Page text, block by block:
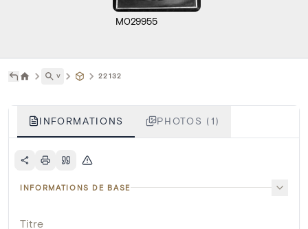
M029955
˅ 22132
INFORMATIONS PHOTOS (1)
INFORMATIONS DE BASE
Titre